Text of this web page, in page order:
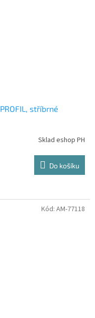
stříbrné
Sklad eshop PH
Do košíku
Kód: AM-77118